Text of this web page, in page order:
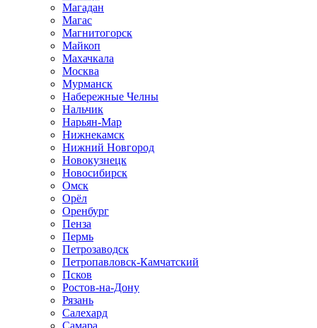
Магадан
Магас
Магнитогорск
Майкоп
Махачкала
Москва
Мурманск
Набережные Челны
Нальчик
Нарьян-Мар
Нижнекамск
Нижний Новгород
Новокузнецк
Новосибирск
Омск
Орёл
Оренбург
Пенза
Пермь
Петрозаводск
Петропавловск-Камчатский
Псков
Ростов-на-Дону
Рязань
Салехард
Самара